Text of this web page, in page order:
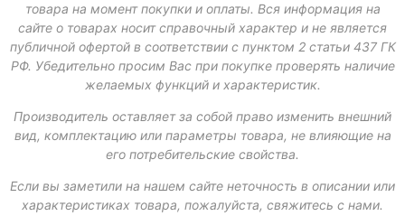
товара на момент покупки и оплаты. Вся информация на
сайте о товарах носит справочный характер и не является
публичной офертой в соответствии с пунктом 2 статьи 437 ГК
РФ. Убедительно просим Вас при покупке проверять наличие
желаемых функций и характеристик.
Производитель оставляет за собой право изменить внешний
вид, комплектацию или параметры товара, не влияющие на
его потребительские свойства.
Если вы заметили на нашем сайте неточность в описании или
характеристиках товара, пожалуйста, свяжитесь с нами.